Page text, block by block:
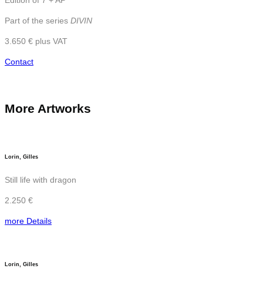
Part of the series DIVIN
3.650 € plus VAT
Contact
More Artworks
Lorin, Gilles
Still life with dragon
2.250 €
more Details
Lorin, Gilles